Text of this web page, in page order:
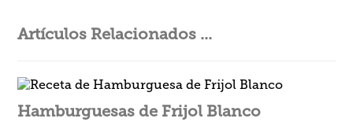
Artículos Relacionados ...
Hamburguesas de Frijol Blanco